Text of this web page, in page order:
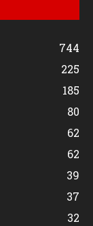
744
225
185
80
62
62
39
37
32